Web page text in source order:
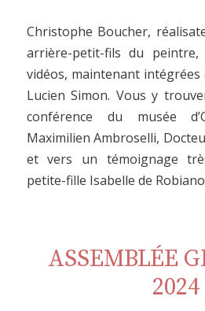
Christophe Boucher,
arrière-petit-fils du
vidéos, maintenant intégrées
Lucien Simon. Vous y
conférence du musée
Maximilien Ambroselli,
et vers un témoignage
petite-fille Isabelle de
ASSEMBLÉE
2024